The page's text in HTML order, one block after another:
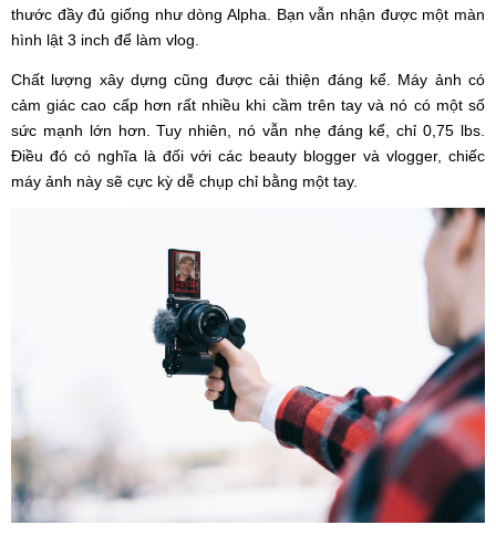
thước đầy đủ giống như dòng Alpha. Bạn vẫn nhận được một màn
hình lật 3 inch để làm vlog.
Chất lượng xây dựng cũng được cải thiện đáng kể. Máy ảnh có
cảm giác cao cấp hơn rất nhiều khi cầm trên tay và nó có một số
sức mạnh lớn hơn. Tuy nhiên, nó vẫn nhẹ đáng kể, chỉ 0,75 lbs.
Điều đó có nghĩa là đối với các beauty blogger và vlogger, chiếc
máy ảnh này sẽ cực kỳ dễ chụp chỉ bằng một tay.